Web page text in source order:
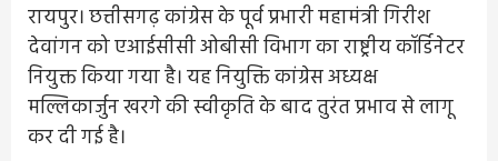
रायपुर। छत्तीसगढ़ कांग्रेस के पूर्व प्रभारी महामंत्री गिरीश
देवांगन को एआईसीसी ओबीसी विभाग का राष्ट्रीय कॉर्डिनेटर
नियुक्त किया गया है। यह नियुक्ति कांग्रेस अध्यक्ष
मल्लिकार्जुन खरगे की स्वीकृति के बाद तुरंत प्रभाव से लागू
कर दी गई है।